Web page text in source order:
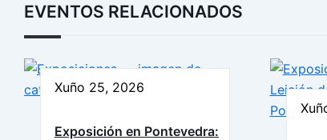
EVENTOS RELACIONADOS
Xuño 25, 2026
Exposición en Pontevedra: